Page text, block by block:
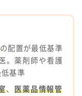
の配置が最低基準
。薬剤師や看護
基準
、医薬品情報管